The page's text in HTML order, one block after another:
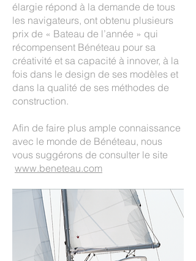
élargie répond à la demande de tous
les navigateurs, ont obtenu plusieurs
prix de « Bateau de l’année » qui
récompensent Bénéteau pour sa
créativité et sa capacité à innover, à la
fois dans le design de ses modèles et
dans la qualité de ses méthodes de
construction.
Afin de faire plus ample connaissance
avec le monde de Bénéteau, nous
vous suggérons de consulter le site
www.beneteau.com